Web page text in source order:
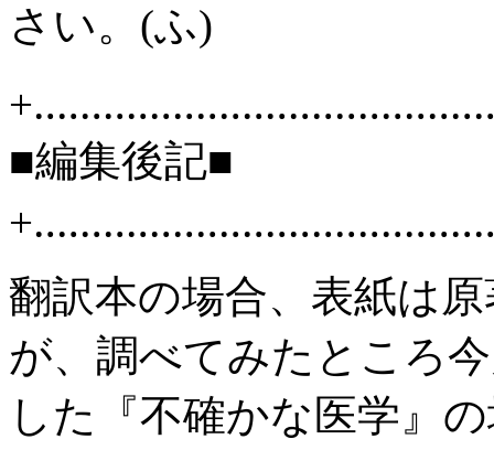
さい。(ふ)
■編集後記■
翻訳本の場合、表紙は
が、調べてみたところ
した『不確かな医学』